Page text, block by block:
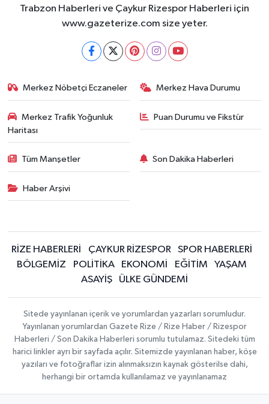
Trabzon Haberleri ve Çaykur Rizespor Haberleri için
www.gazeterize.com size yeter.
Merkez Nöbetçi Eczaneler Merkez Hava Durumu
Merkez Trafik Yoğunluk
Haritası
Puan Durumu ve Fikstür
Tüm Manşetler Son Dakika Haberleri
Haber Arşivi
RİZE HABERLERİ ÇAYKUR RİZESPOR
SPOR HABERLERİ
BÖLGEMİZ
POLİTİKA EKONOMİ EĞİTİM
YAŞAM
ASAYİŞ
ÜLKE GÜNDEMİ
Sitede yayınlanan içerik ve yorumlardan yazarları sorumludur.
Yayınlanan yorumlardan Gazete Rize / Rize Haber / Rizespor
Haberleri / Son Dakika Haberleri sorumlu tutulamaz. Sitedeki tüm
harici linkler ayrı bir sayfada açılır. Sitemizde yayınlanan haber, köşe
yazıları ve fotoğraflar izin alınmaksızın kaynak gösterilse dahi,
herhangi bir ortamda kullanılamaz ve yayınlanamaz